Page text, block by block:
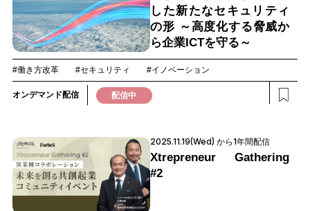
した新たなセキュリティ
の形 ～高度化する脅威か
ら企業ICTを守る～
#働き方改革 #セキュリティ #イノベーション
オンデマンド配信 配信中
2025.11.19(Wed) から1年間配信
Xtrepreneur Gathering
#2